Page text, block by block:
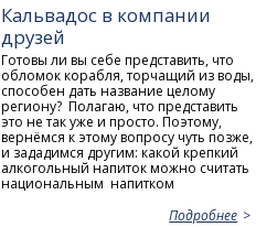
Кальвадос в компании
друзей
Готовы ли вы себе представить, что
обломок корабля, торчащий из воды,
способен дать название целому
региону? Полагаю, что представить
это не так уже и просто. Поэтому,
вернёмся к этому вопросу чуть позже,
и зададимся другим: какой крепкий
алкогольный напиток можно считать
национальным напитком
Подробнее